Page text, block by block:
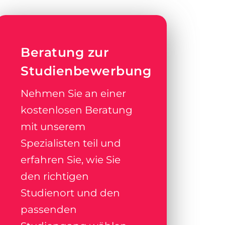
Beratung zur
Studienbewerbung
Nehmen Sie an einer
kostenlosen Beratung
mit unserem
Spezialisten teil und
erfahren Sie, wie Sie
den richtigen
Studienort und den
passenden